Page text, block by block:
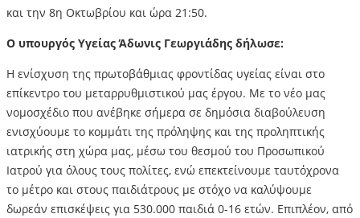
και την 8η Οκτωβρίου και ώρα 21:50.
Ο υπουργός Υγείας Άδωνις Γεωργιάδης δήλωσε:
Η ενίσχυση της πρωτοβάθμιας φροντίδας υγείας είναι στο
επίκεντρο του μεταρρυθμιστικού μας έργου. Με το νέο μας
νομοσχέδιο που ανέβηκε σήμερα σε δημόσια διαβούλευση
ενισχύουμε το κομμάτι της πρόληψης και της προληπτικής
ιατρικής στη χώρα μας, μέσω του θεσμού του Προσωπικού
Ιατρού για όλους τους πολίτες, ενώ επεκτείνουμε ταυτόχρονα
το μέτρο και στους παιδιάτρους με στόχο να καλύψουμε
δωρεάν επισκέψεις για 530.000 παιδιά 0-16 ετών. Επιπλέον, από